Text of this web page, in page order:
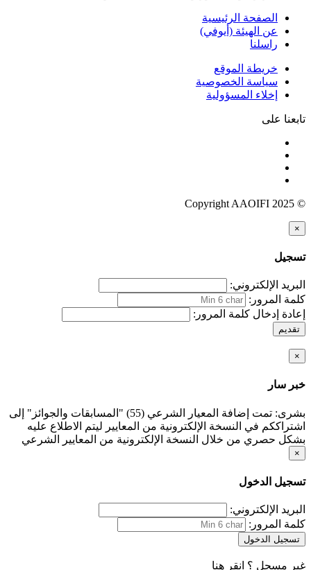
الصفحة الرئيسية
عن الهيئة (أيوفي)
راسلنا
خريطة الموقع
سياسة الخصوصية
إخلاء المسؤولية
تابعنا على
© Copyright AAOIFI 2025
×
تسجيل
البريد الإلكتروني:
كلمة المرور:
إعادة إدخال كلمة المرور:
تقديم
×
خبر سار
بشرى: تمت إضافة المعيار الشرعي (55) "المسابقات والجوائز" إلى
اشتراككم في النسخة الإلكترونية من المعايير ليتم الاطلاع عليه
بشكل حصري من خلال النسخة الإلكترونية من المعايير الشرعي
×
تسجيل الدخول
البريد الإلكتروني:
كلمة المرور:
تسجيل الدخول
غير مسجل ؟ انقر هنا